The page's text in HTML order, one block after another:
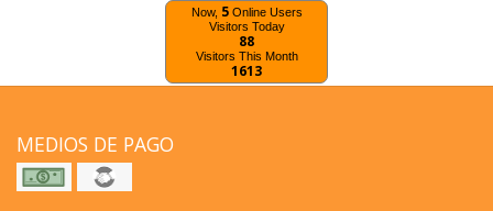
Now, 5Online Users
Visitors Today
88
Visitors This Month
1613
MEDIOS DE PAGO